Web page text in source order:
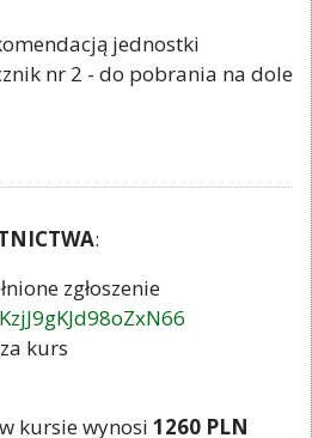
jednostki
nr 2 - do pobrania na dole
:
zgłoszenie
kurs
w kursie wynosi 1260 PLN